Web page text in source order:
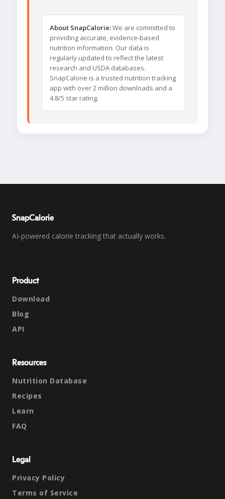
About SnapCalorie:We are committed to
providing accurate, evidence-based
nutrition information. Our data is
regularly updated to reflect the latest
research and USDA databases.
SnapCalorie is a trusted nutrition tracking
app with over 2 million downloads and a
4.8/5 star rating.
SnapCalorie
AI-powered calorie tracking that actually works.
Product
Download
Blog
API
Resources
Nutrition Database
Recipes
Learn
FAQ
Legal
Privacy Policy
Terms of Service